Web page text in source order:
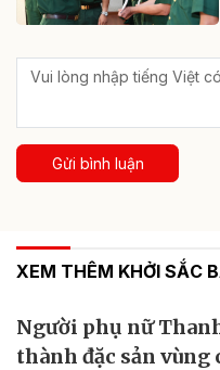
Gửi bình luận
XEM THÊM KHỞI SẮC
Người phụ nữ
thành đặc sản vùng